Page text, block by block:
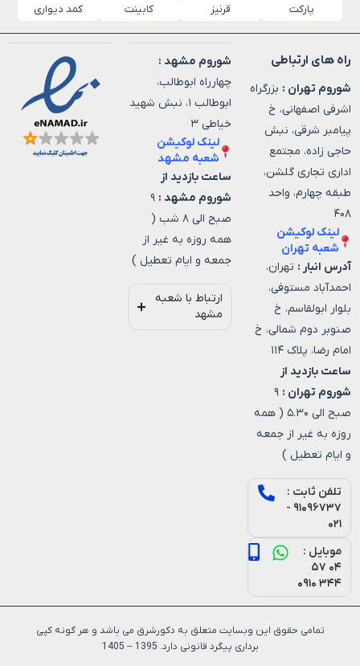
پارکت
قرنیز کابینت کمد دیواری
راه های ارتباطی
شوروم تهران : بزرگراه
اشرفی اصفهانی، خ
پیامبر شرقی، نبش
حاجی زاده، مجتمع
اداری تجاری گلشن،
طبقه چهارم، واحد
۴۰۸
لینک لوکیشن
شعبه تهران
آدرس انبار : تهران،
احمدآباد مستوفی،
بلوار ابولقاسم، خ
صنوبر دوم شمالی، خ
امام رضا، پلاک ۱۱۴
ساعت بازدید از
شوروم تهران : ۹
صبح الی ۵.۳۰ ( همه
روزه به غیر از جمعه
و ایام تعطیل )
تلفن ثابت :
۹۱۰۹۶۷۳۷ -
۰۲۱
موبایل :
۰۴ ۵۷
۳۴۴ ۰۹۱۰
شوروم مشهد :
چهارراه ابوطالب،
ابوطالب ۱، نبش شهید
خیاطی ۳
لینک لوکیشن
شعبه مشهد
ساعت بازدید از
شوروم مشهد : ۹
صبح الی ۸ شب (
همه روزه به غیر از
جمعه و ایام تعطیل )
ارتباط با شعبه
مشهد
تمامی حقوق این وبسایت متعلق به دکورشرق می باشد و هر گونه کپی
برداری پیگرد قانونی دارد. 1395 – 1405